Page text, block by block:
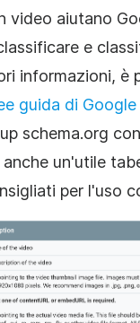
video aiutano
e
informazioni, è
guida di Google
schema.org
un'utile
per l'uso